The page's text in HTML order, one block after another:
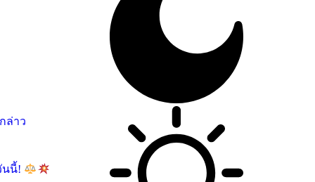
ล่าว
นนี้!